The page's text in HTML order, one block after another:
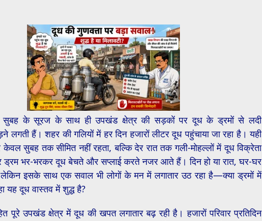
सुबह के सूरज के साथ ही उपखंड क्षेत्र की सड़कों पर दूध के ड्रमों से लदी
लगती हैं। शहर की गलियों में हर दिन हजारों लीटर दूध पहुंचाया जा रहा है। यही
केवल सुबह तक सीमित नहीं रहता, बल्कि देर रात तक गली-मोहल्लों में दूध विक्रेता
ड्रम भर-भरकर दूध बेचते और सप्लाई करते नजर आते हैं। दिन हो या रात, घर-घर
इसके साथ एक सवाल भी लोगों के मन में लगातार उठ रहा है—क्या ड्रमों में
यह दूध वास्तव में शुद्ध है?
पूरे उपखंड क्षेत्र में दूध की खपत लगातार बढ़ रही है। हजारों परिवार प्रतिदिन